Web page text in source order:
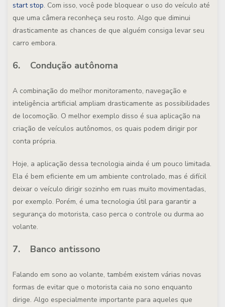
start stop. Com isso, você pode bloquear o uso do veículo até
que uma câmera reconheça seu rosto. Algo que diminui
drasticamente as chances de que alguém consiga levar seu
carro embora.
6. Condução autônoma
A combinação do melhor monitoramento, navegação e
inteligência artificial ampliam drasticamente as possibilidades
de locomoção. O melhor exemplo disso é sua aplicação na
criação de veículos autônomos, os quais podem dirigir por
conta própria.
Hoje, a aplicação dessa tecnologia ainda é um pouco limitada.
Ela é bem eficiente em um ambiente controlado, mas é difícil
deixar o veículo dirigir sozinho em ruas muito movimentadas,
por exemplo. Porém, é uma tecnologia útil para garantir a
segurança do motorista, caso perca o controle ou durma ao
volante.
7. Banco antissono
Falando em sono ao volante, também existem várias novas
formas de evitar que o motorista caia no sono enquanto
dirige. Algo especialmente importante para aqueles que